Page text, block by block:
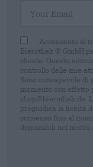
Acconsento al
Bierothek ® GmbH
cliente. Questo
controllo delle mie
Sono consapevole di
momento con effetto
shop@bierothek.de.
pregiudica la liceità
consenso fino al
disponibili nel nostro